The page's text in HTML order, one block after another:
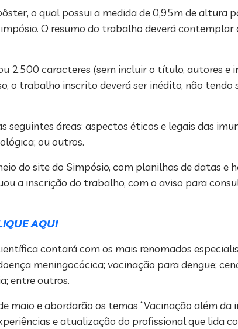
o qual possui a medida de 0,95m de altura
O resumo do trabalho deverá contemplar
2.500 caracteres (sem incluir o título, autores e
o trabalho inscrito deverá ser inédito, não
áreas: aspectos éticos e legais das
ou outros.
do site do Simpósio, com planilhas de datas e
a inscrição do trabalho, com o aviso para
AQUI
contará com os mais renomados
meningocócica; vacinação para dengue;
entre outros.
maio e abordarão os temas “Vacinação além da
e atualização do profissional que lida